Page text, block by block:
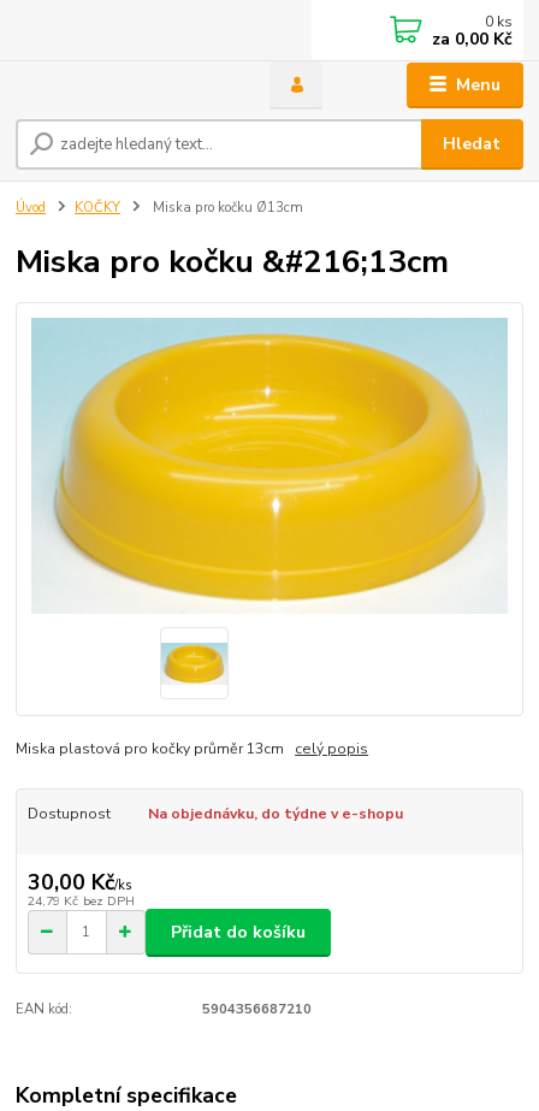
Menu
Hledat
0 ks
za 0,00 Kč
Úvod KOČKY Miska pro kočku Ø13cm
Miska pro kočku &#216;13cm
Miska plastová pro kočky průměr 13cm celý popis
Dostupnost Na objednávku, do týdne v e-shopu
30,00 Kč/ks
24,79 Kč bez DPH
Přidat do košíku
EAN kód: 5904356687210
Kompletní specifikace